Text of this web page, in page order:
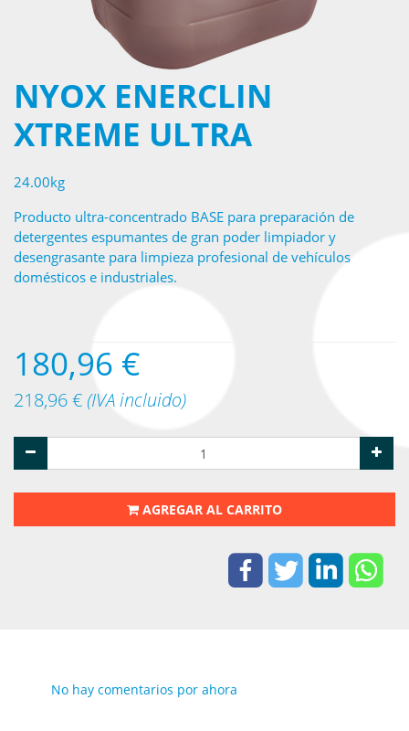
NYOX ENERCLIN
XTREME ULTRA
24.00kg
Producto ultra-concentrado BASE para preparación de
detergentes espumantes de gran poder limpiador y
desengrasante para limpieza profesional de vehículos
domésticos e industriales.
180,96 €
218,96€ (IVA incluido)
AGREGAR AL CARRITO
No hay comentarios por ahora